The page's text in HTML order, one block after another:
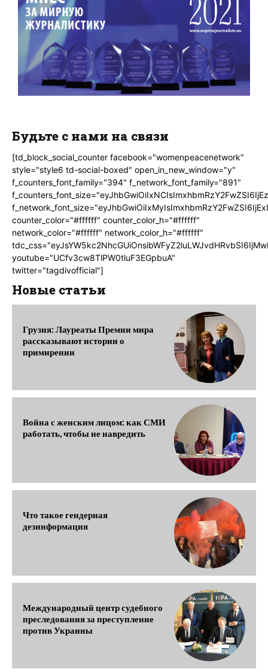
Будьте с нами на связи
[td_block_social_counter facebook="womenpeacenetwork"
style="style6 td-social-boxed" open_in_new_window="y"
f_counters_font_family="394" f_network_font_family="891"
counter_color="#ffffff" counter_color_h="#ffffff"
network_color="#ffffff" network_color_h="#ffffff"
youtube="UCfv3cw8TlPW0tluF3EGpbuA"
twitter="tagdivofficial"]
Новые статьи
Грузия: Лауреаты Премии мира
рассказывают истории о
примирении
Война с женским лицом: как СМИ
работать, чтобы не навредить
Что такое гендерная
дезинформация
Международный центр судебного
преследования за преступление
против Украины